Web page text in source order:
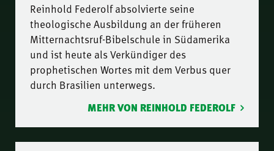
Reinhold Federolf absolvierte seine
theologische Ausbildung an der früheren
Mitternachtsruf-Bibelschule in Südamerika
und ist heute als Verkündiger des
prophetischen Wortes mit dem Verbus quer
durch Brasilien unterwegs.
MEHR VON REINHOLD FEDEROLF